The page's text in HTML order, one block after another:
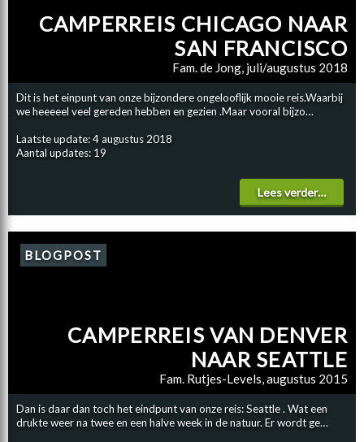
Dit is het einpunt van onze bijzondere ongelooflijk mooie reis.Waarbij
we heeeeel veel gereden hebben en gezien .Maar vooral bijzo…
Laatste update: 4 augustus 2018
Aantal updates: 19
Lees verder…
CAMPERREIS CHICAGO NAAR
SAN FRANCISCO
Fam. de Jong, juli/augustus 2018
Dan is daar dan toch het eindpunt van onze reis: Seattle . Wat een
drukte weer na twee en een halve week in de natuur. Er wordt ge…
BLOGPOST
CAMPERREIS VAN DENVER
NAAR SEATTLE
Fam. Rutjes-Levels, augustus 2015